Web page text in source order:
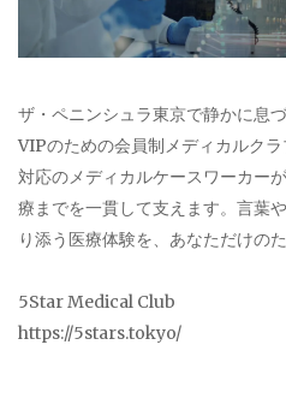
ザ・ペニンシュラ東京で静かに息
VIPのための会員制メディカルク
対応のメディカルケースワーカー
療までを一貫して支えます。言葉
り添う医療体験を、あなただけのた
5Star Medical Club
https://5stars.tokyo/